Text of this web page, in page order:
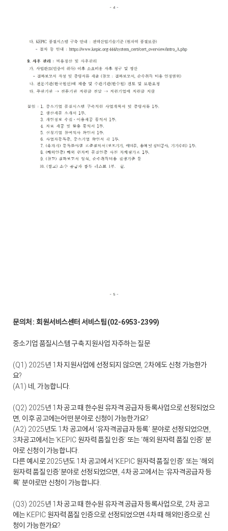
문의처 :회원서비스센터 서비스팀(02-6953-2399)
중소기업 품질시스템 구축 지원사업 자주하는 질문
(Q1) 2025년 1 차 지원사업에 선정되지 않으면, 2차에도 신청 가능한가
요?
(A1) 네, 가능합니다.
(Q2) 2025년 1 차 공고 때 한수원 유자격 공급자 등록사업으로 선정되었으
면, 이후 공고에는어떤 분야로 신청이 가능한가요?
(A2) 2025년도1 차 공고에서 ‘유자격공급자 등록’ 분야로 선정되었으면,
3차공고에서는‘KEPIC 원자력 품질 인증’ 또는 ‘해외 원자력 품질 인증’분
야로 신청이 가능합니다.
다른 예시로2025년도1 차 공고에서 ‘KEPIC 원자력 품질 인증’ 또는 '해외
원자력 품질 인증'분야로 선정되었으면, 4차 공고에서는‘유자격공급자 등
록’분야로만 신청이 가능합니다.
(Q3) 2025년 1 차 공고 때 한수원 유자격 공급자 등록사업으로, 2차 공고
에는 KEPIC 원자력 품질 인증으로 선정되었으면 4차 때 해외인증으로 신
청이 가능한가요?